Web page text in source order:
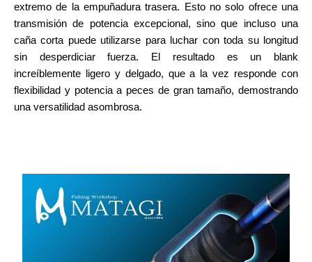
extremo de la empuñadura trasera. Esto no solo ofrece una
transmisión de potencia excepcional, sino que incluso una
caña corta puede utilizarse para luchar con toda su longitud
sin desperdiciar fuerza. El resultado es un blank
increíblemente ligero y delgado, que a la vez responde con
flexibilidad y potencia a peces de gran tamaño, demostrando
una versatilidad asombrosa.